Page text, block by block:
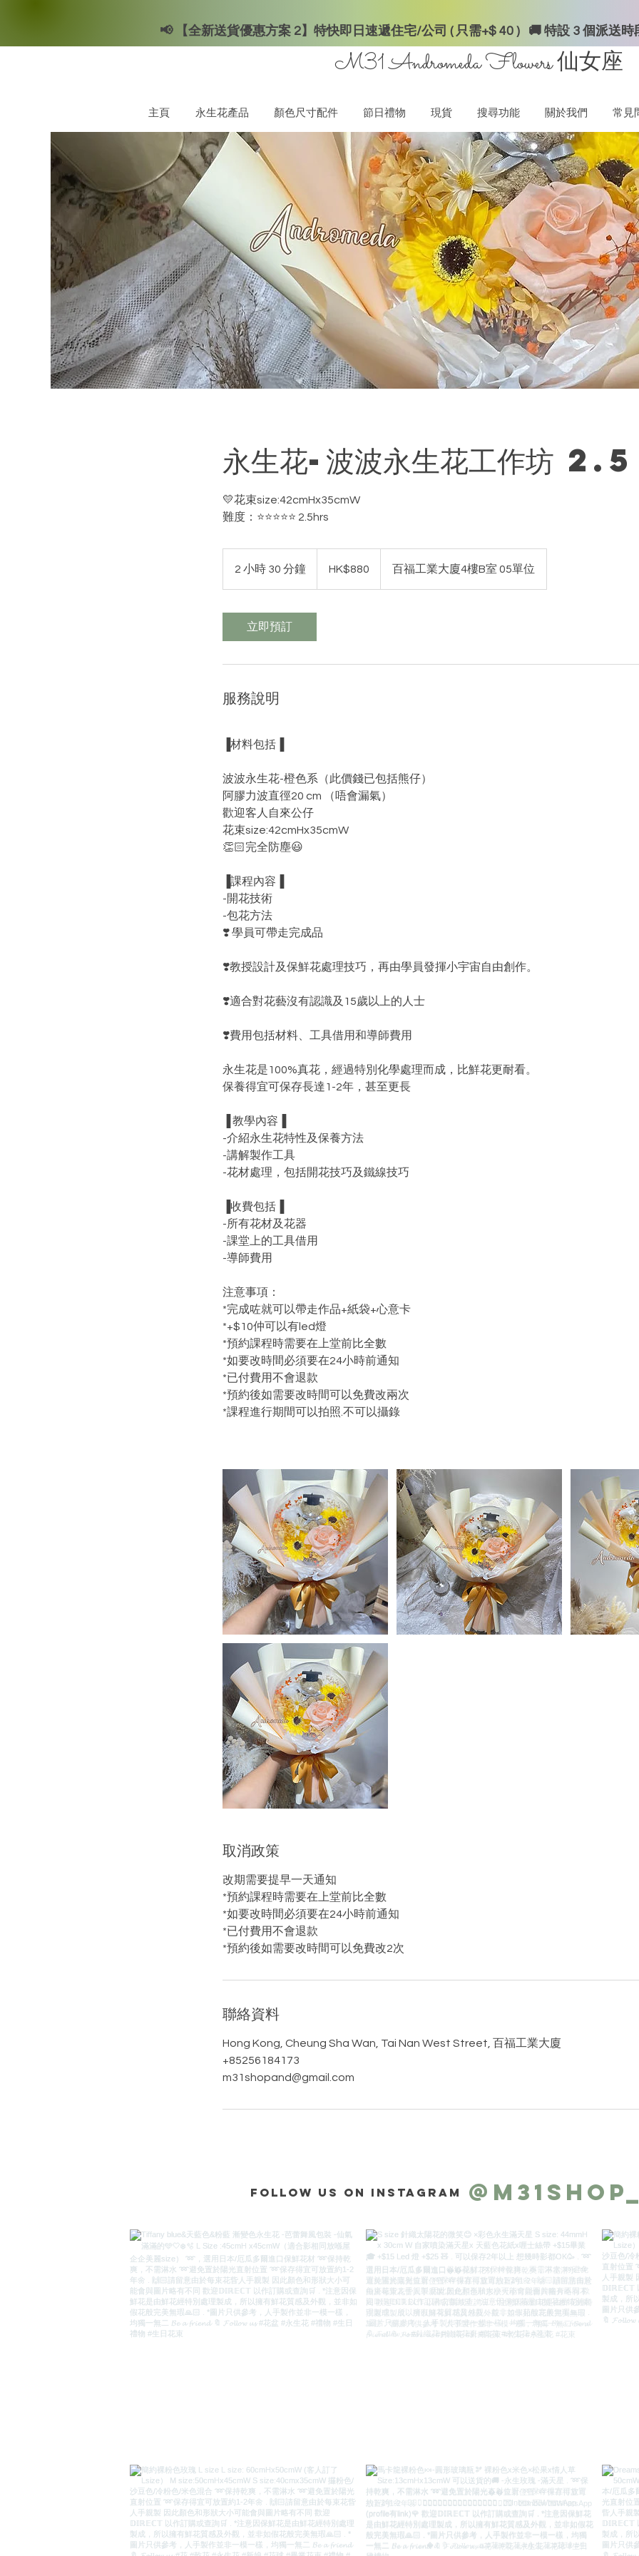
📢 【全新送貨優惠方案 2】特快即日速遞住宅/公司 ( 只需+$ 40 ) 🚚 特設 3 個派送時
M31 Andromeda Flowers 仙女座
主頁 永生花產品 顏色尺寸配件 節日禮物 現貨 搜尋功能 關於我們 常見
永生花-波波永生花工作坊
💛花束size:42cmHx35cmW
難度：⭐️⭐️⭐️⭐️⭐️ 2.5hrs
2 小時 30 分鐘
小
HK$880 百福工業大廈4樓B室 05單位
立即預訂
服務說明
▐材料包括▐
波波永生花-橙色系（此價錢已包括熊仔）
阿膠力波直徑20 cm （唔會漏氣）
歡迎客人自來公仔
花束size:42cmHx35cmW
👏🏻完全防塵😃
▐課程內容▐
-開花技術
-包花方法
❣️ 學員可帶走完成品
❣️教授設計及保鮮花處理技巧，再由學員發揮小宇宙自由創作。
❣️適合對花藝沒有認識及15歲以上的人士
❣️費用包括材料、工具借用和導師費用
永生花是100%真花，經過特別化學處理而成，比鮮花更耐看。
保養得宜可保存長達1-2年，甚至更長
▐ 教學內容▐
-介紹永生花特性及保養方法
-講解製作工具
-花材處理，包括開花技巧及鐵線技巧
▐收費包括▐
-所有花材及花器
-課堂上的工具借用
-導師費用
注意事項：
*完成咗就可以帶走作品+紙袋+心意卡
*+$10仲可以有led燈
*預約課程時需要在上堂前比全數
*如要改時間必須要在24小時前通知
*已付費用不會退款
*預約後如需要改時間可以免費改兩次
*課程進行期間可以拍照.不可以攝錄
取消政策
改期需要提早一天通知
*預約課程時需要在上堂前比全數
*如要改時間必須要在24小時前通知
*已付費用不會退款
*預約後如需要改時間可以免費改2次
聯絡資料
Hong Kong, Cheung Sha Wan, Tai Nan West Street, 百福工業大廈
+85256184173
m31shopand@gmail.com
Follow us on Instagram